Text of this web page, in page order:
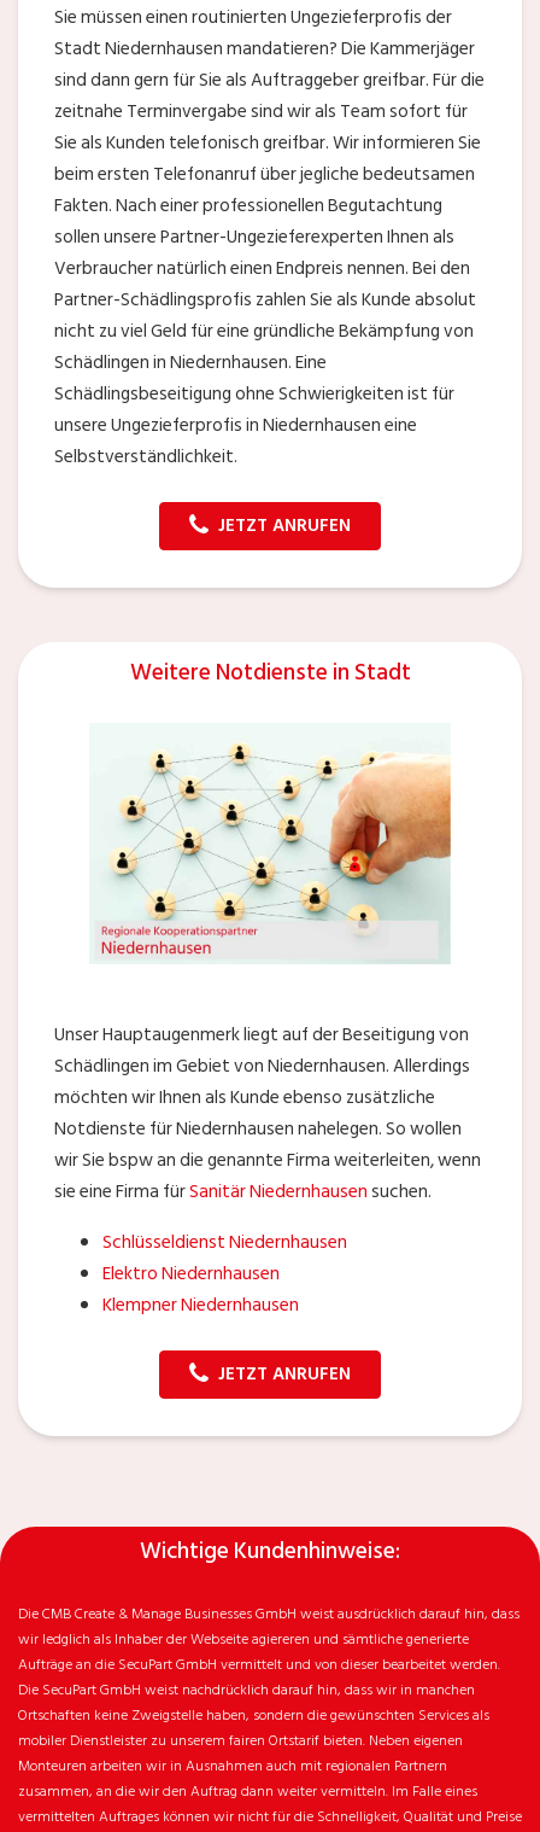
Sie müssen einen routinierten Ungezieferprofis der
Stadt Niedernhausen mandatieren? Die Kammerjäger
sind dann gern für Sie als Auftraggeber greifbar. Für die
zeitnahe Terminvergabe sind wir als Team sofort für
Sie als Kunden telefonisch greifbar. Wir informieren Sie
beim ersten Telefonanruf über jegliche bedeutsamen
Fakten. Nach einer professionellen Begutachtung
sollen unsere Partner-Ungezieferexperten Ihnen als
Verbraucher natürlich einen Endpreis nennen. Bei den
Partner-Schädlingsprofis zahlen Sie als Kunde absolut
nicht zu viel Geld für eine gründliche Bekämpfung von
Schädlingen in Niedernhausen. Eine
Schädlingsbeseitigung ohne Schwierigkeiten ist für
unsere Ungezieferprofis in Niedernhausen eine
Selbstverständlichkeit.
JETZT ANRUFEN
Weitere Notdienste in Stadt
Unser Hauptaugenmerk liegt auf der Beseitigung von
Schädlingen im Gebiet von Niedernhausen. Allerdings
möchten wir Ihnen als Kunde ebenso zusätzliche
Notdienste für Niedernhausen nahelegen. So wollen
wir Sie bspw an die genannte Firma weiterleiten, wenn
sie eine Firma fürSanitär Niedernhausensuchen.
Schlüsseldienst Niedernhausen
Elektro Niedernhausen
Klempner Niedernhausen
JETZT ANRUFEN
Wichtige Kundenhinweise:
Die CMB Create & Manage Businesses GmbH weist ausdrücklich darauf hin, dass
wir ledglich als Inhaber der Webseite agiereren und sämtliche generierte
Aufträge an die SecuPart GmbH vermittelt und von dieser bearbeitet werden.
Die SecuPart GmbH weist nachdrücklich darauf hin, dass wir in manchen
Ortschaften keine Zweigstelle haben, sondern die gewünschten Services als
mobiler Dienstleister zu unserem fairen Ortstarif bieten. Neben eigenen
Monteuren arbeiten wir in Ausnahmen auch mit regionalen Partnern
zusammen, an die wir den Auftrag dann weiter vermitteln. Im Falle eines
vermittelten Auftrages können wir nicht für die Schnelligkeit, Qualität und Preise